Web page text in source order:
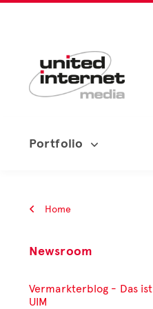
Portfolio
Home
Newsroom
Vermarkterblog - Das ist
UIM